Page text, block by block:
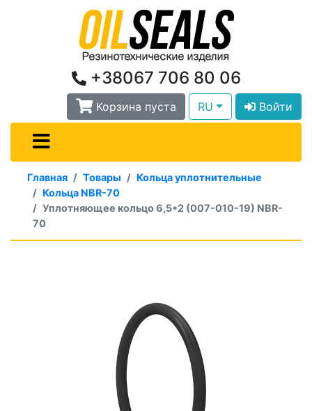
+38067 706 80 06
Корзина пуста RU Войти
Главная Товары
Кольца уплотнительные
Кольца NBR-70
Уплотняющее кольцо 6,5*2 (007-010-19) NBR-
70